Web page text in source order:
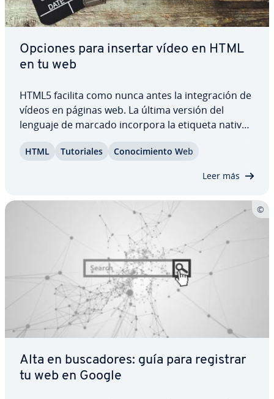
Opciones para insertar vídeo en HTML
en tu web
HTML5 facilita como nunca antes la in­te­gra­ción de
vídeos en páginas web. La última versión del
lenguaje de marcado incorpora la etiqueta nativa
`` junto con su interfaz de pro­gra­ma­ción.
Además, los ad­mi­ni­s­tra­do­res de páginas web
HTML Tu­to­ria­les Co­no­ci­mie­n­to Web
Leer más
Alta en bu­s­ca­do­res: guía para registrar
tu web en Google